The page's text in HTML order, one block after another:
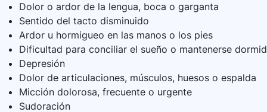
Dolor o ardor de la lengua, boca o garganta
Sentido del tacto disminuido
Ardor u hormigueo en las manos o los pies
Dificultad para conciliar el sueño o mantenerse
Depresión
Dolor de articulaciones, músculos, huesos o espalda
Micción dolorosa, frecuente o urgente
Sudoración